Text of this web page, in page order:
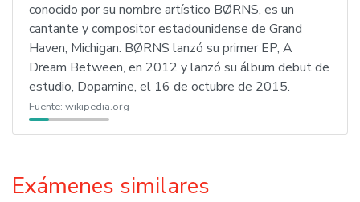
conocido por su nombre artístico BØRNS, es un
cantante y compositor estadounidense de Grand
Haven, Michigan. BØRNS lanzó su primer EP, A
Dream Between, en 2012 y lanzó su álbum debut de
estudio, Dopamine, el 16 de octubre de 2015.
Fuente: wikipedia.org
Exámenes similares